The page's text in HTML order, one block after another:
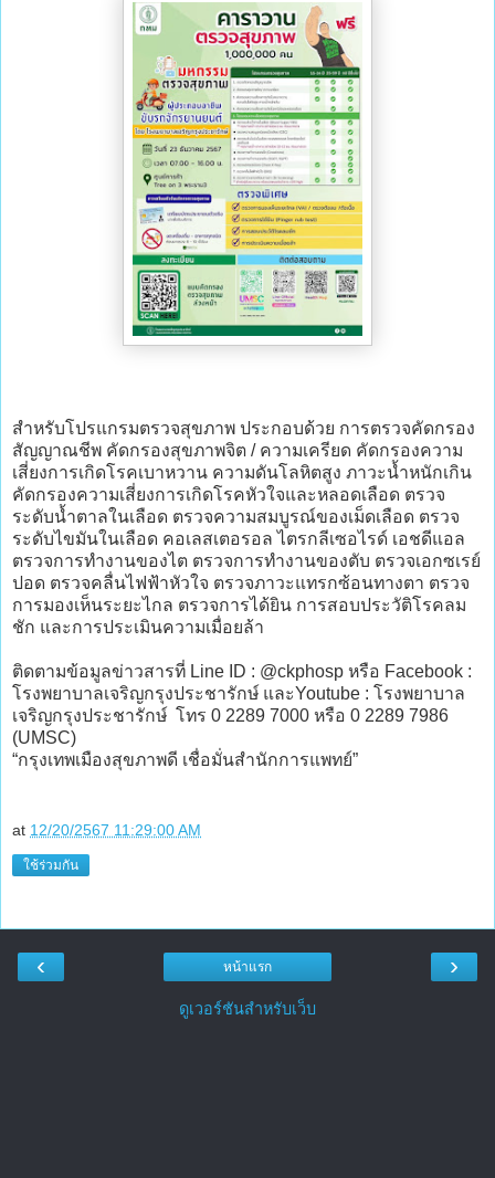
สำหรับโปรแกรมตรวจสุขภาพ ประกอบด้วย การตรวจคัดกรอง
สัญญาณชีพ คัดกรองสุขภาพจิต / ความเครียด คัดกรองความ
เสี่ยงการเกิดโรคเบาหวาน ความดันโลหิตสูง ภาวะน้ำหนักเกิน
คัดกรองความเสี่ยงการเกิดโรคหัวใจและหลอดเลือด ตรวจ
ระดับน้ำตาลในเลือด ตรวจความสมบูรณ์ของเม็ดเลือด ตรวจ
ระดับไขมันในเลือด คอเลสเตอรอล ไตรกลีเซอไรด์ เอชดีแอล
ตรวจการทำงานของไต ตรวจการทำงานของตับ ตรวจเอกซเรย์
ปอด ตรวจคลื่นไฟฟ้าหัวใจ ตรวจภาวะแทรกซ้อนทางตา ตรวจ
การมองเห็นระยะไกล ตรวจการได้ยิน การสอบประวัติโรคลม
ชัก และการประเมินความเมื่อยล้า
ติดตามข้อมูลข่าวสารที่ Line ID : @ckphosp หรือ Facebook :
โรงพยาบาลเจริญกรุงประชารักษ์ และYoutube : โรงพยาบาล
เจริญกรุงประชารักษ์ โทร 0 2289 7000 หรือ 0 2289 7986
(UMSC)
“กรุงเทพเมืองสุขภาพดี เชื่อมั่นสำนักการแพทย์”
at 12/20/2567 11:29:00 AM
ใช้ร่วมกัน
‹ ›
หน้าแรก
ดูเวอร์ชันสำหรับเว็บ